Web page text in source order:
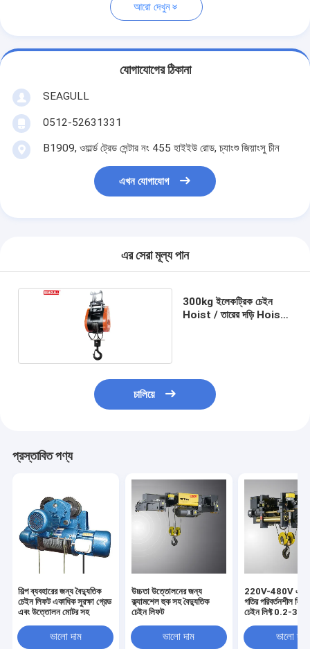
আরো দেখুন
যোগাযোগের ঠিকানা
SEAGULL
0512-52631331
B1909, ওয়ার্ল্ড ট্রেড সেন্টার নং 455 হাইইউ রোড, চ্যাংশু জিয়াংসু চীন
এখন যোগাযোগ
এর সেরা মূল্য পান
300kg ইলেকট্রিক চেইন
Hoist / তারের দড়ি Hoist
চালিয়ে
প্রস্তাবিত পণ্য
শিল্প ব্যবহারের জন্য বৈদ্যুতিক
চেইন লিফট একাধিক সুরক্ষা গ্রেড
এবং উত্তোলন মোটর সহ
ভালো দাম
উচ্চতা উত্তোলনের জন্য
ক্ল্যামশেল হুক সহ বৈদ্যুতিক
চেইন লিফট
ভালো দাম
220V-480V একক
গতির পরিবর্তনশীল
চেইন লিফ্ট 0.2-
ভালো দাম